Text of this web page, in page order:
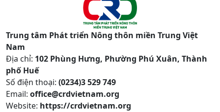
Trung tâm Phát triển Nông thôn miền Trung Việt
Nam
Địa chỉ: 102 Phùng Hưng, Phường Phú Xuân, Thành
phố Huế
Số điện thoại: (0234)3 529 749
Email: office@crdvietnam.org
Website: https://crdvietnam.org